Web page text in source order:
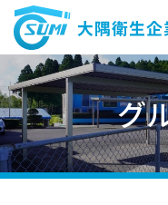
グ